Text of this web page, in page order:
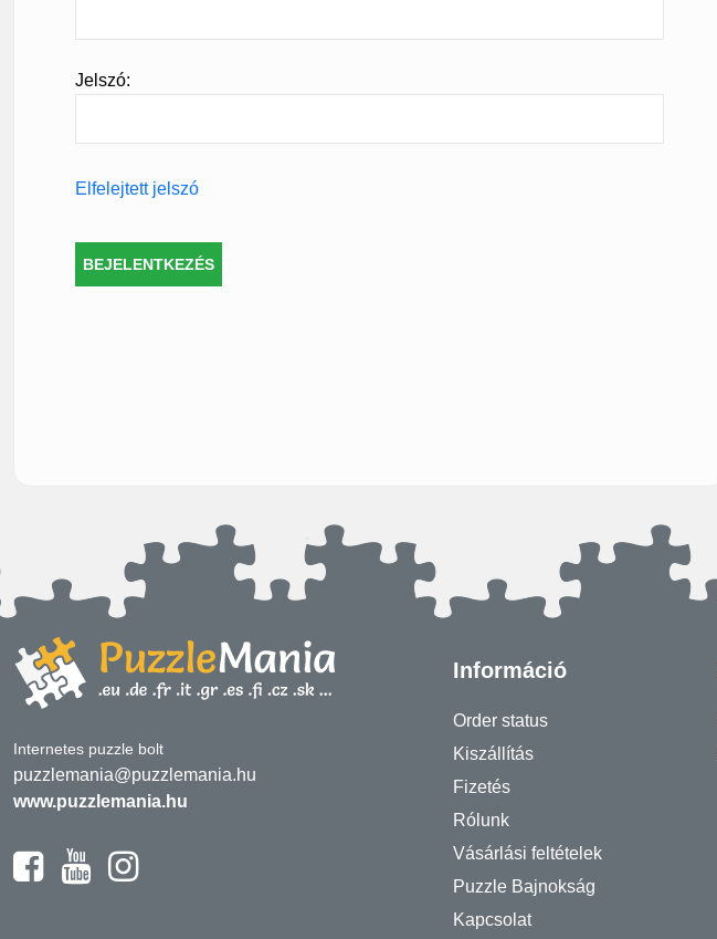
Jelszó:
Elfelejtett jelszó
Internetes puzzle bolt
puzzlemania@puzzlemania.hu
www.puzzlemania.hu
Információ
Order status
Kiszállítás
Fizetés
Rólunk
Vásárlási feltételek
Puzzle Bajnokság
Kapcsolat